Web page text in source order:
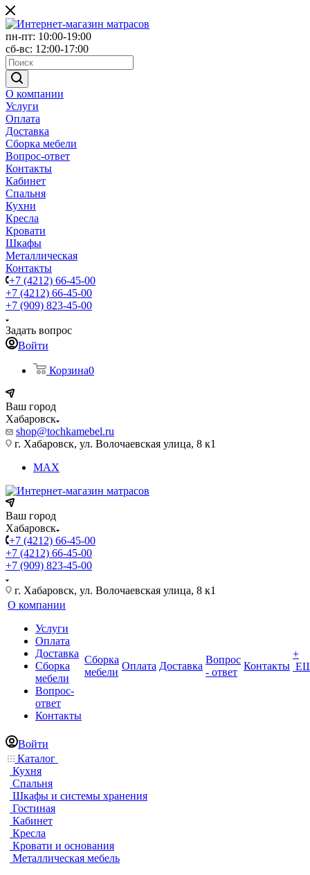
пн-пт: 10:00-19:00
сб-вс: 12:00-17:00
О компании
Услуги
Оплата
Доставка
Сборка мебели
Вопрос-ответ
Контакты
Кабинет
Спальня
Кухни
Кресла
Кровати
Шкафы
Металлическая
Контакты
+7 (4212) 66-45-00
+7 (4212) 66-45-00
+7 (909) 823-45-00
Задать вопрос
Войти
Корзина0
Ваш город
Хабаровск
shop@tochkamebel.ru
г. Хабаровск, ул. Волочаевская улица, 8 к1
MAX
Ваш город
Хабаровск
+7 (4212) 66-45-00
+7 (4212) 66-45-00
+7 (909) 823-45-00
г. Хабаровск, ул. Волочаевская улица, 8 к1
О компании
Услуги
Оплата
Доставка
Сборка
мебели
Вопрос-
ответ
Контакты
Сборка
мебели
Оплата Доставка
Вопрос
- ответ
Контакты
+
Войти
Каталог
Кухня
Спальня
Шкафы и системы хранения
Гостиная
Кабинет
Кресла
Кровати и основания
Металлическая мебель